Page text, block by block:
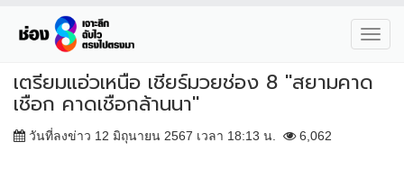
เตรียมแอ่วเหนือ เชียร์มวยช่อง 8 "สยามคาด
เชือก คาดเชือกล้านนา"
วันที่ลงข่าว 12 มิถุนายน 2567 เวลา 18:13 น. 6,062